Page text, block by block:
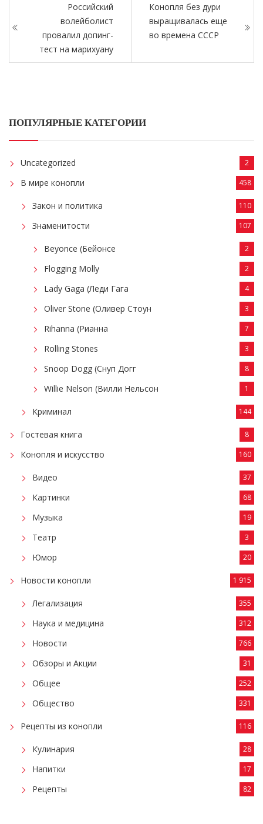
Российский
волейболист
провалил допинг-
тест на марихуану
Конопля без дури
выращивалась еще
во времена СССР
ПОПУЛЯРНЫЕ КАТЕГОРИИ
Uncategorized 2
В мире конопли 458
Закон и политика 110
Знаменитости 107
Beyonce (Бейонсе 2
Flogging Molly 2
Lady Gaga (Леди Гага 4
Oliver Stone (Оливер Стоун 3
Rihanna (Рианна 7
Rolling Stones 3
Snoop Dogg (Снуп Догг 8
Willie Nelson (Вилли Нельсон 1
Криминал 144
Гостевая книга 8
Конопля и искусство 160
Видео 37
Картинки 68
Музыка 19
Театр 3
Юмор 20
Новости конопли 1 915
Легализация 355
Наука и медицина 312
Новости 766
Обзоры и Акции 31
Общее 252
Общество 331
Рецепты из конопли 116
Кулинария 28
Напитки 17
Рецепты 82